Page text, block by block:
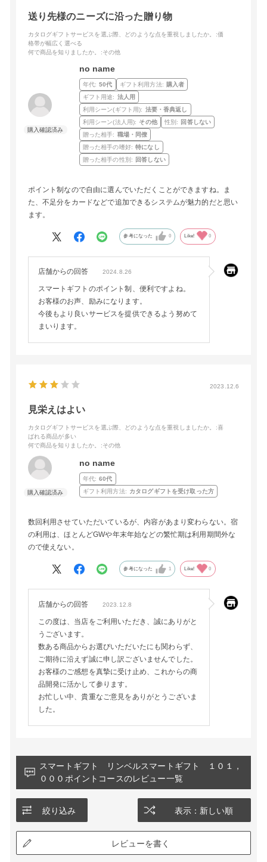
送り先様のニーズに沿った贈り物
カタログギフトサービスを選ぶ際、どのような点を重視しましたか。
:価
格帯が幅広く選べる
何で商品を知りましたか。
:その他
no name
年代: 50代 ギフト利用方法: 購入者
ギフト用途: 法人用
利用シーン(ギフト用): 法要・香典返し
利用シーン(法人用): その他 性別:
回答しない
贈った相手: 職場・同僚
贈った相手の嗜好: 特になし
贈った相手の性別:
回答しない
ポイント制なので自由に選んでいただくことができますね。ま
た、不足分をカードなどで追加できるシステムが魅力的だと思い
ます。
参考になった 0 Like! 0
店舗からの回答 2024.8.26
スマートギフトのポイント制、便利ですよね。
お客様のお声、励みになります。
今後もより良いサービスを提供できるよう努めて
まいります。
2023.12.6
見栄えはよい
カタログギフトサービスを選ぶ際、どのような点を重視しましたか。
:喜
ばれる商品が多い
何で商品を知りましたか。
:その他
no name
年代: 60代
ギフト利用方法: カタログギフトを受け取った方
数回利用させていただいているが、内容があまり変わらない。宿
の利用は、ほとんどGWや年末年始などの繁忙期は利用期間外な
ので使えない。
参考になった 1 Like! 0
店舗からの回答 2023.12.8
この度は、当店をご利用いただき、誠にありがと
うございます。
数ある商品からお選びいただいたにも関わらず、
ご期待に沿えず誠に申し訳ございませんでした。
お客様のご感想を真摯に受け止め、これからの商
品開発に活かして参ります。
お忙しい中、貴重なご意見をありがとうございま
した。
スマートギフト リンベルスマートギフト １０１，
０００ポイントコースのレビュー一覧
絞り込み 表示：新しい順
レビューを書く